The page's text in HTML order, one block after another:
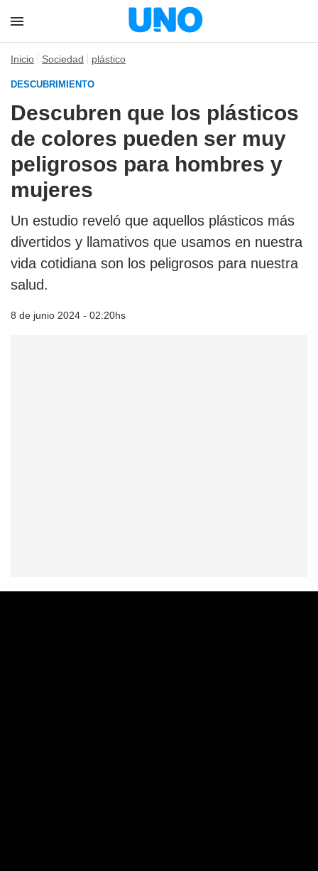
Inicio Sociedad plástico
DESCUBRIMIENTO
Descubren que los plásticos
de colores pueden ser muy
peligrosos para hombres y
mujeres
Un estudio reveló que aquellos plásticos más
divertidos y llamativos que usamos en nuestra
vida cotidiana son los peligrosos para nuestra
salud.
8 de junio 2024 - 02:20hs